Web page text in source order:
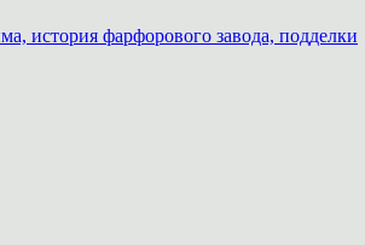
история фарфорового завода, подделки